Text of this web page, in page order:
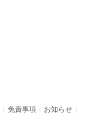
| 免責事項 | お知らせ |